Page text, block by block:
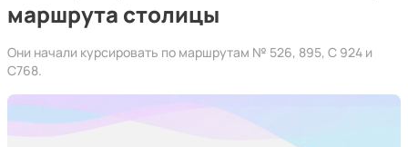
маршрута столицы
Они начали курсировать по маршрутам № 526, 895, С 924 и
С768.